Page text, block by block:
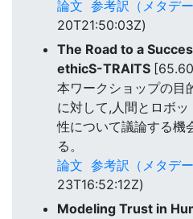
論文 参考訳（メタデー
20T21:50:03Z)
The Road to a
ethicS-TRAITS
本ワークショップの目
に対して,人間とロボ
性について議論する機
る。
論文 参考訳（メタデー
23T16:52:12Z)
Modeling Trust in